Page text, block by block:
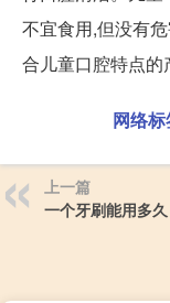
不宜食用,但没有
合儿童口腔特点的
网络标
上一篇
一个牙刷能用多久